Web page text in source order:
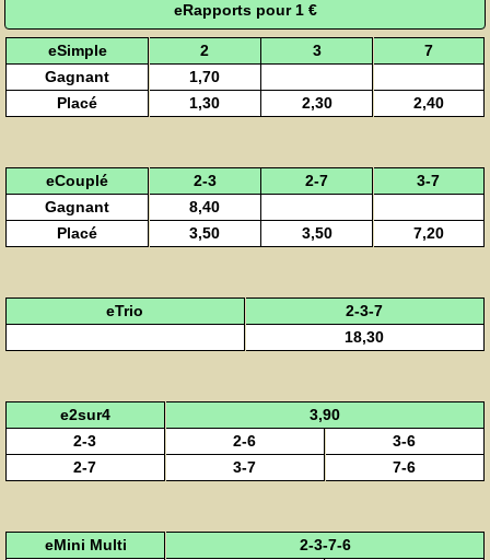
eRapports pour 1 €
eSimple 2 3
7
Gagnant
1,70
Placé
1,30 2,30 2,40
eCouplé 2-3 2-7
3-7
Gagnant
8,40
Placé
3,50 3,50 7,20
eTrio
2-3-7
18,30
e2sur4
3,90
2-3
2-6
3-6
2-7
3-7 7-6
eMini Multi
2-3-7-6